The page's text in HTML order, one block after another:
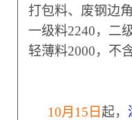
打包料、废钢边
一级料2240，二
轻薄料2000，不
10月15日 起，